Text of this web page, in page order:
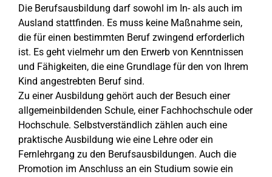
Die Berufsausbildung darf sowohl im In- als auch im
Ausland stattfinden. Es muss keine Maßnahme sein,
die für einen bestimmten Beruf zwingend erforderlich
ist. Es geht vielmehr um den Erwerb von Kenntnissen
und Fähigkeiten, die eine Grundlage für den von Ihrem
Kind angestrebten Beruf sind.
Zu einer Ausbildung gehört auch der Besuch einer
allgemeinbildenden Schule, einer Fachhochschule oder
Hochschule. Selbstverständlich zählen auch eine
praktische Ausbildung wie eine Lehre oder ein
Fernlehrgang zu den Berufsausbildungen. Auch die
Promotion im Anschluss an ein Studium sowie ein